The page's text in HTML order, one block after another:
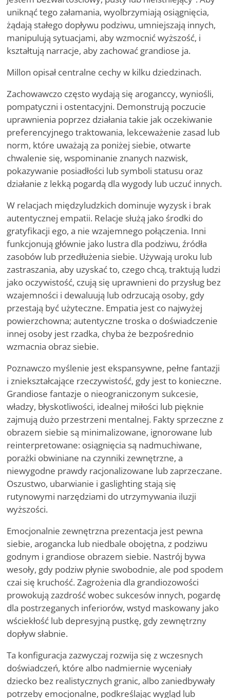
uniknąć tego załamania, wyolbrzymiają osiągnięcia,
żądają stałego dopływu podziwu, umniejszają innych,
manipulują sytuacjami, aby wzmocnić wyższość, i
kształtują narracje, aby zachować grandiose ja.
Millon opisał centralne cechy w kilku dziedzinach.
Zachowawczo często wydają się aroganccy, wyniośli,
pompatyczni i ostentacyjni. Demonstrują poczucie
uprawnienia poprzez działania takie jak oczekiwanie
preferencyjnego traktowania, lekceważenie zasad lub
norm, które uważają za poniżej siebie, otwarte
chwalenie się, wspominanie znanych nazwisk,
pokazywanie posiadłości lub symboli statusu oraz
działanie z lekką pogardą dla wygody lub uczuć innych.
W relacjach międzyludzkich dominuje wyzysk i brak
autentycznej empatii. Relacje służą jako środki do
gratyfikacji ego, a nie wzajemnego połączenia. Inni
funkcjonują głównie jako lustra dla podziwu, źródła
zasobów lub przedłużenia siebie. Używają uroku lub
zastraszania, aby uzyskać to, czego chcą, traktują ludzi
jako oczywistość, czują się uprawnieni do przysług bez
wzajemności i dewaluują lub odrzucają osoby, gdy
przestają być użyteczne. Empatia jest co najwyżej
powierzchowna; autentyczne troska o doświadczenie
innej osoby jest rzadka, chyba że bezpośrednio
wzmacnia obraz siebie.
Poznawczo myślenie jest ekspansywne, pełne fantazji
i zniekształcające rzeczywistość, gdy jest to konieczne.
Grandiose fantazje o nieograniczonym sukcesie,
władzy, błyskotliwości, idealnej miłości lub pięknie
zajmują dużo przestrzeni mentalnej. Fakty sprzeczne z
obrazem siebie są minimalizowane, ignorowane lub
reinterpretowane: osiągnięcia są nadmuchiwane,
porażki obwiniane na czynniki zewnętrzne, a
niewygodne prawdy racjonalizowane lub zaprzeczane.
Oszustwo, ubarwianie i gaslighting stają się
rutynowymi narzędziami do utrzymywania iluzji
wyższości.
Emocjonalnie zewnętrzna prezentacja jest pewna
siebie, arogancka lub niedbale obojętna, z podziwu
godnym i grandiose obrazem siebie. Nastrój bywa
wesoły, gdy podziw płynie swobodnie, ale pod spodem
czai się kruchość. Zagrożenia dla grandiozowości
prowokują zazdrość wobec sukcesów innych, pogardę
dla postrzeganych inferiorów, wstyd maskowany jako
wściekłość lub depresyjną pustkę, gdy zewnętrzny
dopływ słabnie.
Ta konfiguracja zazwyczaj rozwija się z wczesnych
doświadczeń, które albo nadmiernie wyceniały
dziecko bez realistycznych granic, albo zaniedbywały
potrzeby emocjonalne, podkreślając wygląd lub